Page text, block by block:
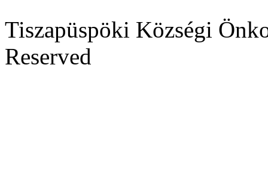
Tiszapüspöki Községi
Reserved